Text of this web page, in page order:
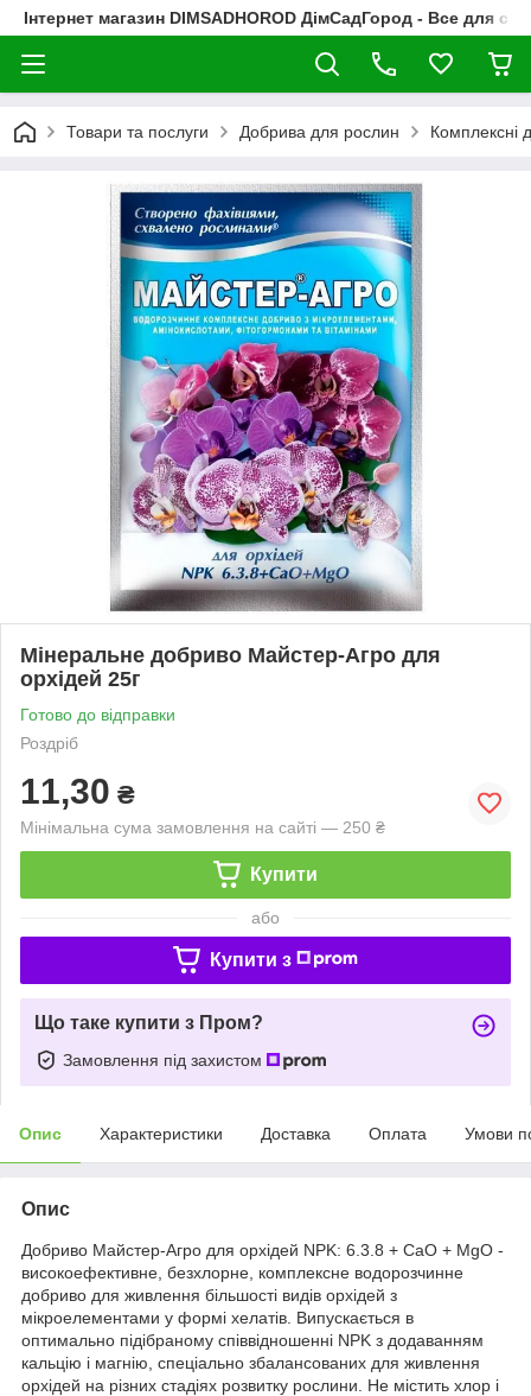
Інтернет магазин DIMSADHOROD ДімСадГород - Все для
Товари та послуги Добрива для рослин Комплексні
Мінеральне добриво Майстер-Агро для
орхідей 25г
Готово до відправки
Роздріб
11,30 ₴
Мінімальна сума замовлення на сайті — 250 ₴
Купити
або
Купити з
Що таке купити з Пром?
Замовлення під захистом
Опис Характеристики Доставка Оплата Умови
Опис
Добриво Майстер-Агро для орхідей NPK: 6.3.8 + CaO + MgO -
високоефективне, безхлорне, комплексне водорозчинне
добриво для живлення більшості видів орхідей з
мікроелементами у формі хелатів. Випускається в
оптимально підібраному співвідношенні NPK з додаванням
кальцію і магнію, спеціально збалансованих для живлення
орхідей на різних стадіях розвитку рослини. Не містить хлор і